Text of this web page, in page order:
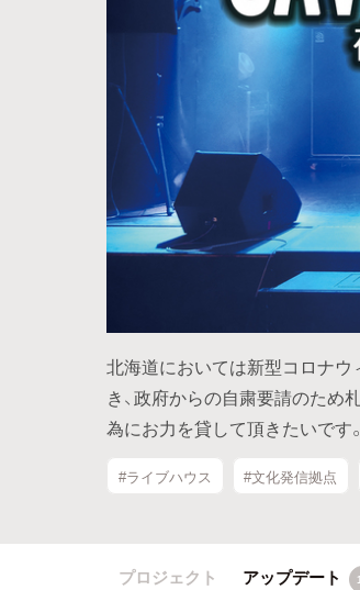
北海道においては新型コロナ
き、政府からの自粛要請のた
為にお力を貸して頂きたいです。
#ライブハウス #文化発信拠点
プロジェクト アップデート